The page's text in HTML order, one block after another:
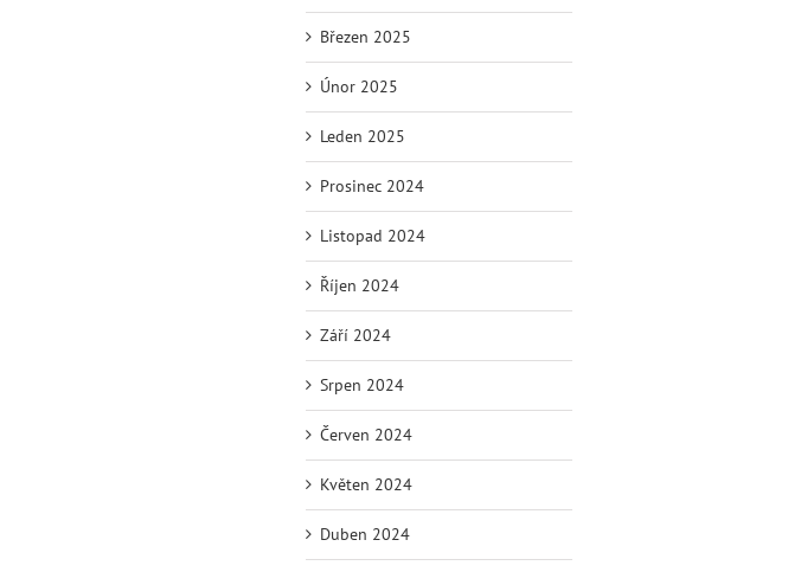
Březen 2025
Únor 2025
Leden 2025
Prosinec 2024
Listopad 2024
Říjen 2024
Září 2024
Srpen 2024
Červen 2024
Květen 2024
Duben 2024